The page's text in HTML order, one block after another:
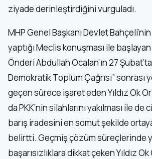
ziyade derinleştirdiğini vurguladı.
MHP Genel Başkanı Devlet
yaptığı Meclis konuşması ile
Önderi Abdullah Öcalan’ın 27 Şubat’ta
Demokratik Toplum Çağrısı” sonrası
geçen sürece işaret eden Yıldız Ok
da PKK’nin silahlarını yakılması ile
barış iradesini en somut şekilde
belirtti. Geçmiş çözüm süreçlerinde
başarısızlıklara dikkat çeken Yıldız